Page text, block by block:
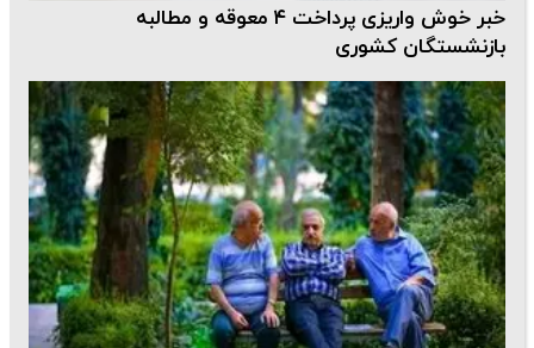
خبر خوش واریزی پرداخت ۴ معوقه و مطالبه
بازنشستگان کشوری